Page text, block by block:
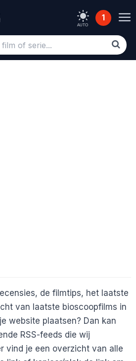
AUTO
1
de filmtips, het laatste
van laatste bioscoopfilms in
website plaatsen? Dan kan
RSS-feeds die wij
vind je een overzicht van alle